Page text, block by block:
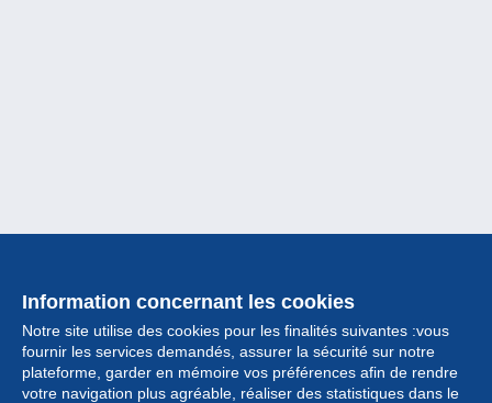
Information concernant les cookies
Notre site utilise des cookies pour les finalités suivantes :vous
fournir les services demandés, assurer la sécurité sur notre
plateforme, garder en mémoire vos préférences afin de rendre
votre navigation plus agréable, réaliser des statistiques dans le